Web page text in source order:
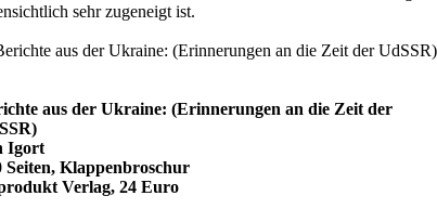
sehr zugeneigt ist.
aus der Ukraine: (Erinnerungen an die Zeit der
Igort
Seiten, Klappenbroschur
Verlag, 24 Euro